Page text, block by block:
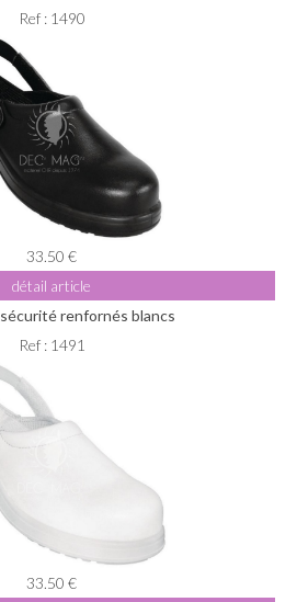
Ref : 1490
33.50 €
détail article
renfornés blancs
Ref : 1491
33.50 €